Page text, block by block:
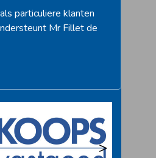
particuliere klanten
Mr Fillet de
>